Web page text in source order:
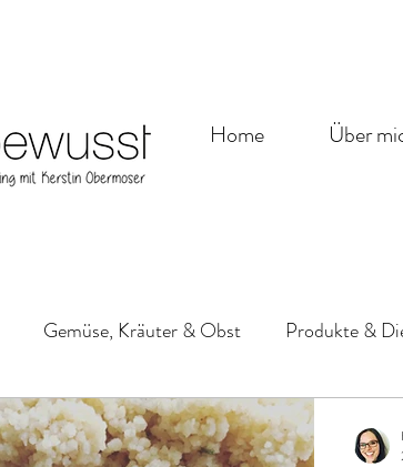
Home Über
Gemüse, Kräuter & Obst Produkte &
Kuchen & Süßes Aufstriche, Dips, Saucen &